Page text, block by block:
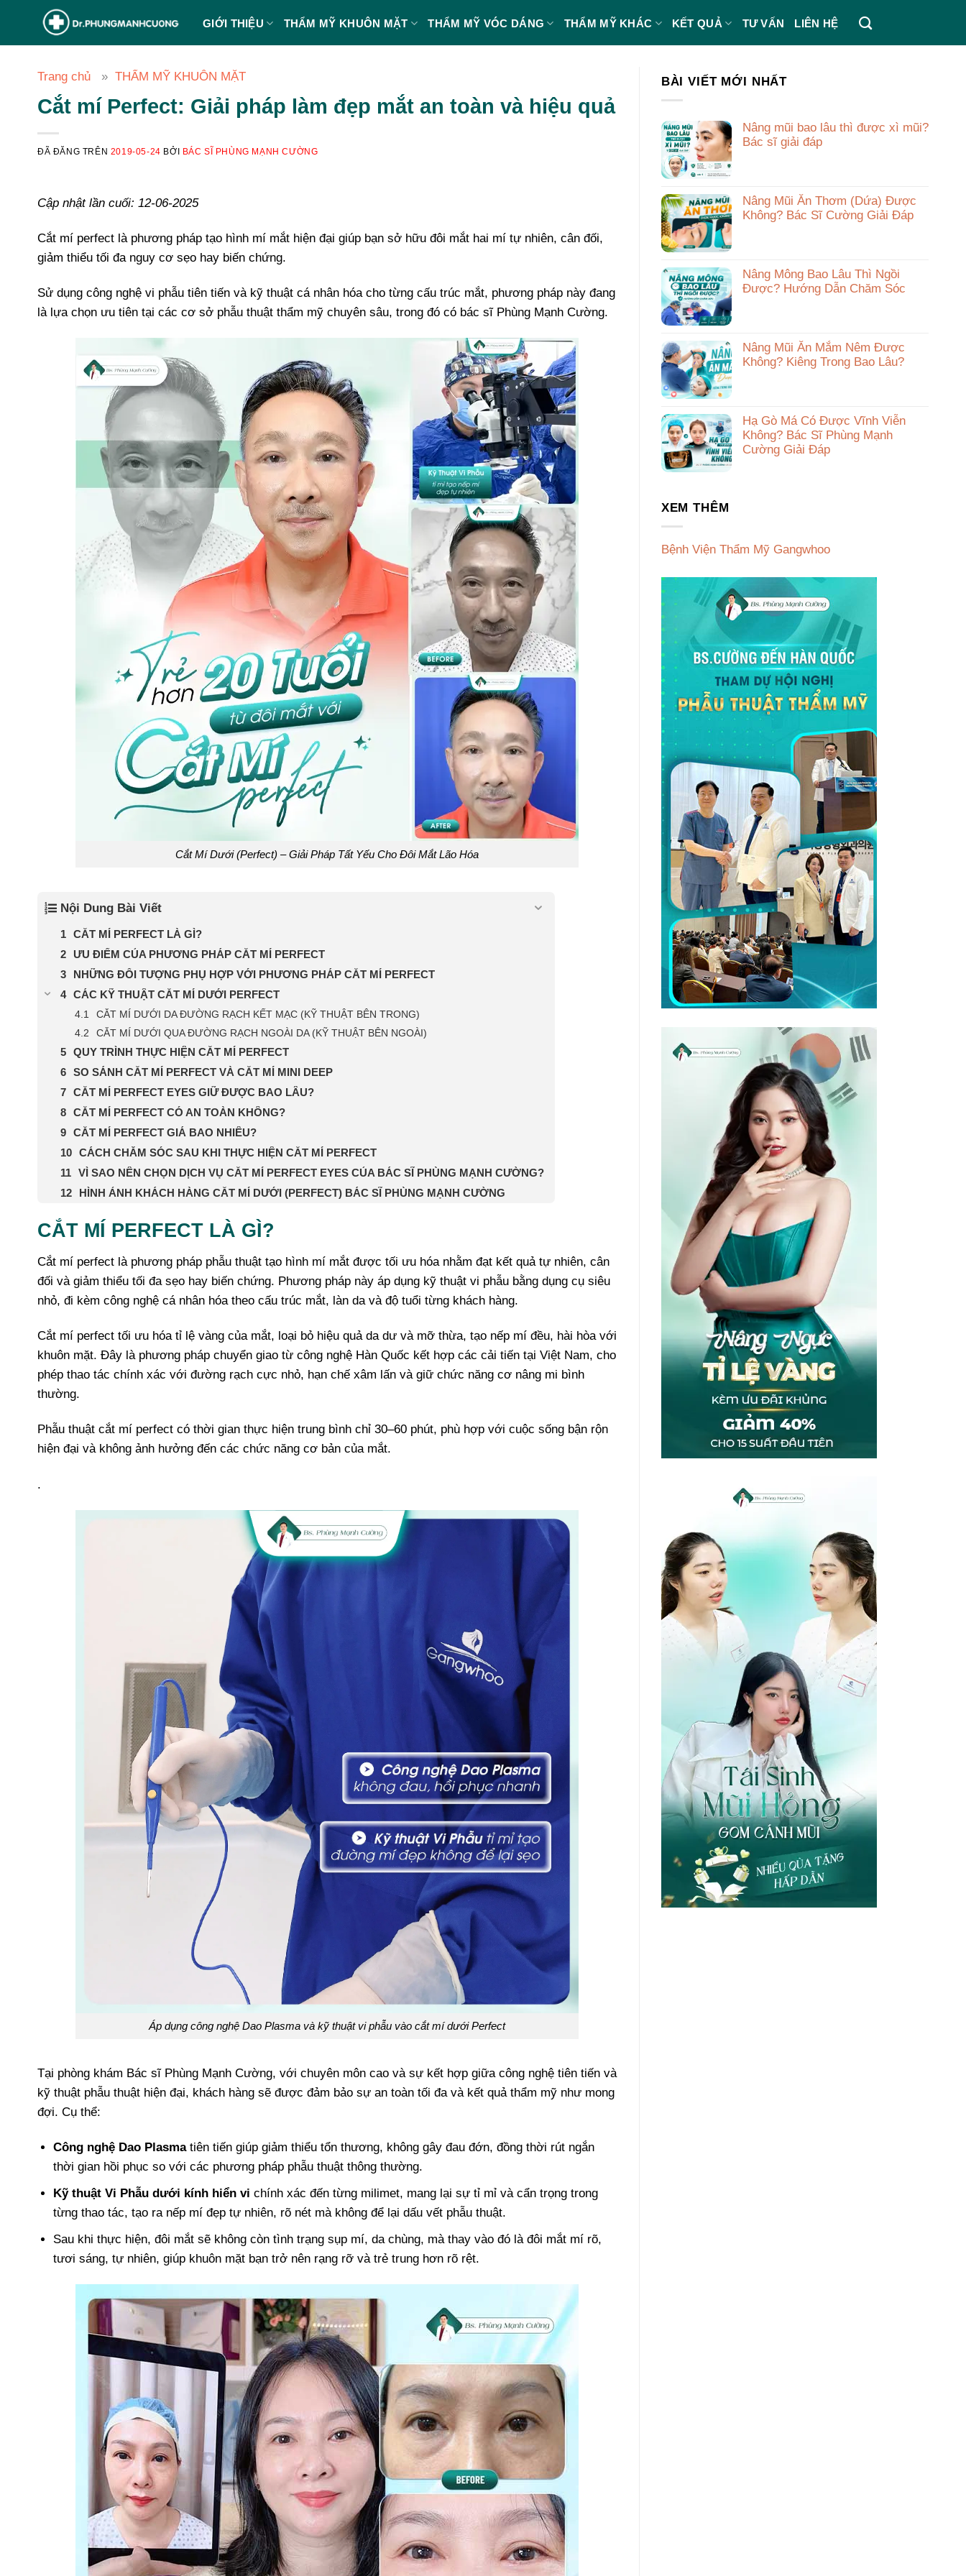
nội
GIỚI THIỆU THẨM MỸ KHUÔN MẶT THẨM MỸ VÓC DÁNG THẨM MỸ KHÁC KẾT QUẢ TƯ VẤN LIÊN HỆ
Trang chủ THẨM MỸ KHUÔN MẶT
Cắt mí Perfect: Giải pháp làm đẹp mắt an toàn và hiệu quả
ĐÃ ĐĂNG TRÊN 2019-05-24 BỞI BÁC SĨ PHÙNG MẠNH CƯỜNG
Cập nhật lần cuối: 12-06-2025
Cắt mí perfect là phương pháp tạo hình mí mắt hiện đại giúp bạn sở hữu đôi mắt hai mí tự nhiên, cân đối,
giảm thiểu tối đa nguy cơ sẹo hay biến chứng.
Sử dụng công nghệ vi phẫu tiên tiến và kỹ thuật cá nhân hóa cho từng cấu trúc mắt, phương pháp này đang
là lựa chọn ưu tiên tại các cơ sở phẫu thuật thẩm mỹ chuyên sâu, trong đó có bác sĩ Phùng Mạnh Cường.
Cắt Mí Dưới (Perfect) – Giải Pháp Tất Yếu Cho Đôi Mắt Lão Hóa
Nội Dung Bài Viết
CẮT MÍ PERFECT LÀ GÌ?
ƯU ĐIỂM CỦA PHƯƠNG PHÁP CẮT MÍ PERFECT
NHỮNG ĐỐI TƯỢNG PHỤ HỢP VỚI PHƯƠNG PHÁP CẮT MÍ PERFECT
CÁC KỸ THUẬT CẮT MÍ DƯỚI PERFECT
CẮT MÍ DƯỚI DA ĐƯỜNG RẠCH KẾT MẠC (KỸ THUẬT BÊN TRONG)
CẮT MÍ DƯỚI QUA ĐƯỜNG RẠCH NGOÀI DA (KỸ THUẬT BÊN NGOÀI)
QUY TRÌNH THỰC HIỆN CẮT MÍ PERFECT
SO SÁNH CẮT MÍ PERFECT VÀ CẮT MÍ MINI DEEP
CẮT MÍ PERFECT EYES GIỮ ĐƯỢC BAO LÂU?
CẮT MÍ PERFECT CÓ AN TOÀN KHÔNG?
CẮT MÍ PERFECT GIÁ BAO NHIÊU?
CÁCH CHĂM SÓC SAU KHI THỰC HIỆN CẮT MÍ PERFECT
VÌ SAO NÊN CHỌN DỊCH VỤ CẮT MÍ PERFECT EYES CỦA BÁC SĨ PHÙNG MẠNH CƯỜNG?
HÌNH ẢNH KHÁCH HÀNG CẮT MÍ DƯỚI (PERFECT) BÁC SĨ PHÙNG MẠNH CƯỜNG
CẮT MÍ PERFECT LÀ GÌ?
Cắt mí perfect là phương pháp phẫu thuật tạo hình mí mắt được tối ưu hóa nhằm đạt kết quả tự nhiên, cân
đối và giảm thiểu tối đa sẹo hay biến chứng. Phương pháp này áp dụng kỹ thuật vi phẫu bằng dụng cụ siêu
nhỏ, đi kèm công nghệ cá nhân hóa theo cấu trúc mắt, làn da và độ tuổi từng khách hàng.
Cắt mí perfect tối ưu hóa tỉ lệ vàng của mắt, loại bỏ hiệu quả da dư và mỡ thừa, tạo nếp mí đều, hài hòa với
khuôn mặt. Đây là phương pháp chuyển giao từ công nghệ Hàn Quốc kết hợp các cải tiến tại Việt Nam, cho
phép thao tác chính xác với đường rạch cực nhỏ, hạn chế xâm lấn và giữ chức năng cơ nâng mi bình
thường.
Phẫu thuật cắt mí perfect có thời gian thực hiện trung bình chỉ 30–60 phút, phù hợp với cuộc sống bận rộn
hiện đại và không ảnh hưởng đến các chức năng cơ bản của mắt.
.
Áp dụng công nghệ Dao Plasma và kỹ thuật vi phẫu vào cắt mí dưới Perfect
Tại phòng khám Bác sĩ Phùng Mạnh Cường, với chuyên môn cao và sự kết hợp giữa công nghệ tiên tiến và
kỹ thuật phẫu thuật hiện đại, khách hàng sẽ được đảm bảo sự an toàn tối đa và kết quả thẩm mỹ như mong
đợi. Cụ thể:
Công nghệ Dao Plasmatiên tiến giúp giảm thiểu tổn thương, không gây đau đớn, đồng thời rút ngắn
thời gian hồi phục so với các phương pháp phẫu thuật thông thường.
Kỹ thuật Vi Phẫu dưới kính hiển vi chính xác đến từng milimet, mang lại sự tỉ mỉ và cẩn trọng trong
từng thao tác, tạo ra nếp mí đẹp tự nhiên, rõ nét mà không để lại dấu vết phẫu thuật.
Sau khi thực hiện, đôi mắt sẽ không còn tình trạng sụp mí, da chùng, mà thay vào đó là đôi mắt mí rõ,
tươi sáng, tự nhiên, giúp khuôn mặt bạn trở nên rạng rỡ và trẻ trung hơn rõ rệt.
BÀI VIẾT MỚI NHẤT
Nâng mũi bao lâu thì được xì mũi?
Bác sĩ giải đáp
Nâng Mũi Ăn Thơm (Dứa) Được
Không? Bác Sĩ Cường Giải Đáp
Nâng Mông Bao Lâu Thì Ngồi
Được? Hướng Dẫn Chăm Sóc
Nâng Mũi Ăn Mắm Nêm Được
Không? Kiêng Trong Bao Lâu?
Hạ Gò Má Có Được Vĩnh Viễn
Không? Bác Sĩ Phùng Mạnh
Cường Giải Đáp
XEM THÊM
Bệnh Viện Thẩm Mỹ Gangwhoo